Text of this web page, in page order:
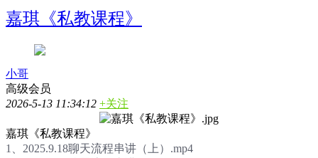
嘉琪《私教课程》
小哥
高级会员
2026-5-13 11:34:12 +关注
嘉琪《私教课程》
1、2025.9.18聊天流程串讲（上）.mp4